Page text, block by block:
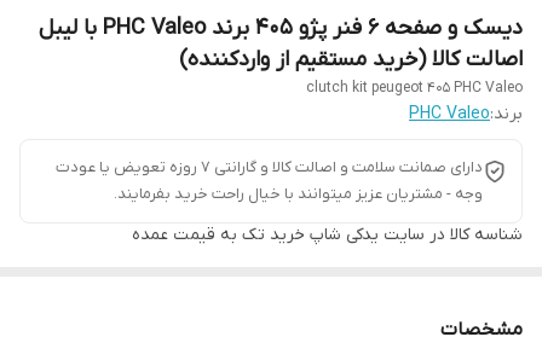
دیسک و صفحه 6 فنر پژو 405 برند PHC Valeo با لیبل
اصالت کالا (خرید مستقیم از واردکننده)
clutch kit peugeot 405 PHC Valeo
برند:PHC Valeo
دارای صمانت سلامت و اصالت کالا و گارانتی 7 روزه تعویض یا عودت
وجه - مشتریان عزیز میتوانند با خیال راحت خرید بفرمایند.
شناسه کالا در سایت یدکی شاپ خرید تک به قیمت عمده
مشخصات